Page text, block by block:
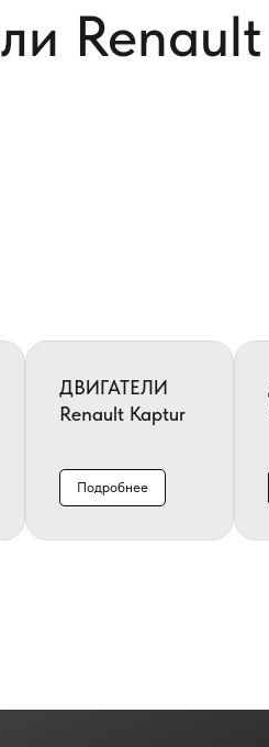
Renault
ДВИГАТЕЛИ
Renault Kaptur
Подробнее